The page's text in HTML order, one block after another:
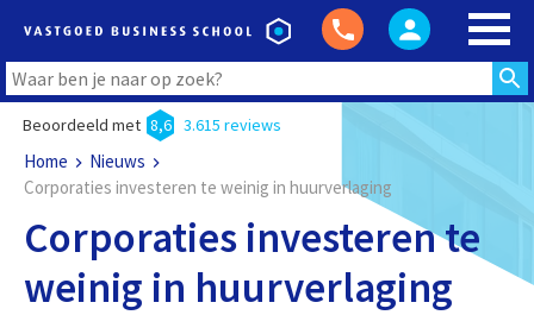
Beoordeeld met 8,6 3.615 reviews
Home
Nieuws
Corporaties investeren te weinig in huurverlaging
Corporaties investeren te
weinig in huurverlaging